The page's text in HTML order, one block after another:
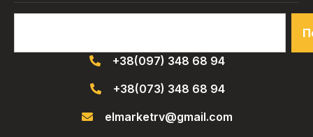
+38(097) 348 68 94
+38(073) 348 68 94
elmarketrv@gmail.com